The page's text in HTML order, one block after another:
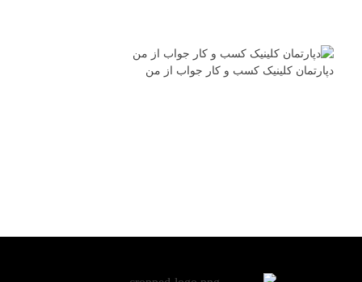
دپارتمان کلینیک کسب و کار جواب از من